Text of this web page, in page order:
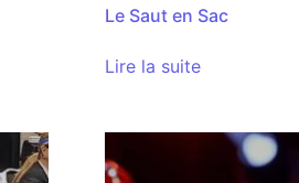
Le Saut en Sac
Lire la suite